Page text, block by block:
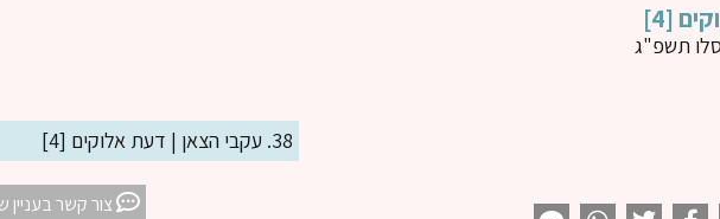
38. עקבי הצאן | דעת אלוקים [4]
צור קשר בעניין